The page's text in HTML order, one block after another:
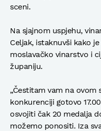
sceni.
Na sjajnom uspjehu,
Celjak, istaknuvši kako
moslavačko vinarstvo i
županiju.
„Čestitam vam na ovom
konkurenciji gotovo
osvojiti čak 20 medalja
možemo ponositi. Iza